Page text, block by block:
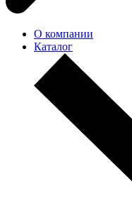
О компании
Каталог